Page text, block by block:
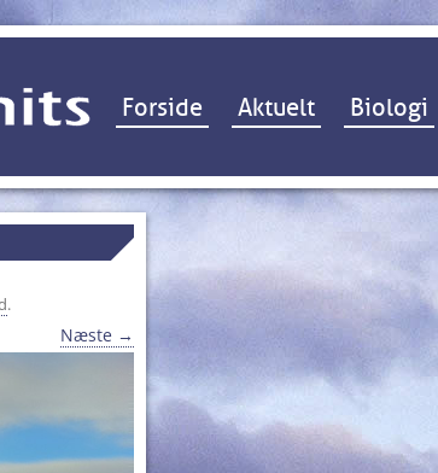
Hop til indhold
Forside Aktuelt Biologi
.
Næste →